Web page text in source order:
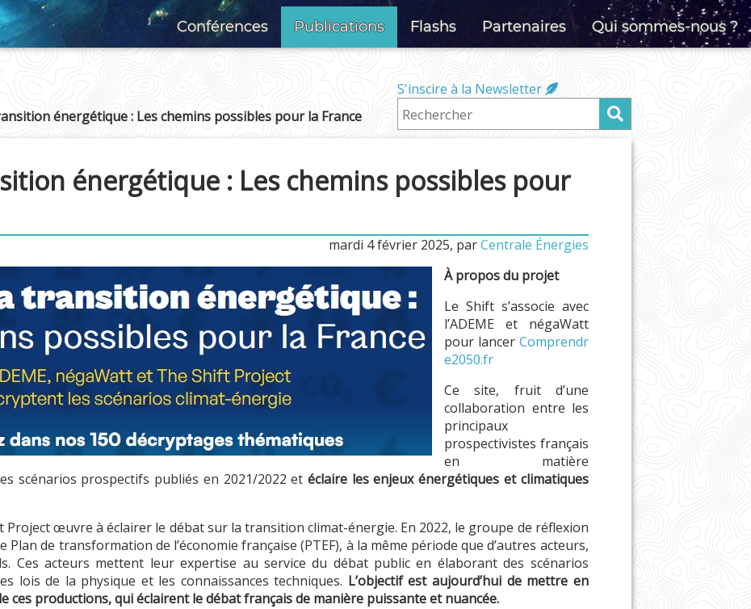
Conférences Publications Flashs Partenaires Qui sommes-nous ?
énergétique : Les chemins possibles pour la France
S'inscire à la Newsletter
énergétique : Les chemins possibles pour
mardi 4 février 2025, parCentrale Énergies
À propos du projet
Le Shift s’associe avec
l’ADEME et négaWatt
pour lancer Comprendr
e2050.fr
Ce site, fruit d’une
collaboration entre les
principaux
prospectivistes français
en matière
scénarios prospectifs publiés en 2021/2022 et éclaire les enjeux énergétiques et climatiques
Project œuvre à éclairer le débat sur la transition climat-énergie. En 2022, le groupe de réflexion
Plan de transformation de l’économie française (PTEF), à la même période que d’autres acteurs,
Ces acteurs mettent leur expertise au service du débat public en élaborant des scénarios
lois de la physique et les connaissances techniques. L’objectif est aujourd’hui de mettre en
ces productions, qui éclairent le débat français de manière puissante et nuancée.